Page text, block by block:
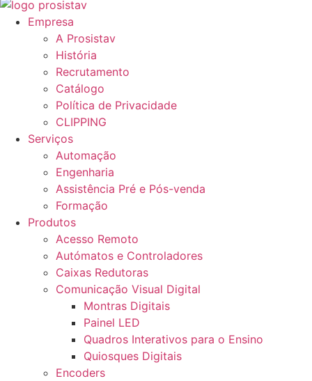
Empresa
A Prosistav
História
Recrutamento
Catálogo
Política de Privacidade
CLIPPING
Serviços
Automação
Engenharia
Assistência Pré e Pós-venda
Formação
Produtos
Acesso Remoto
Autómatos e Controladores
Caixas Redutoras
Comunicação Visual Digital
Montras Digitais
Painel LED
Quadros Interativos para o Ensino
Quiosques Digitais
Encoders